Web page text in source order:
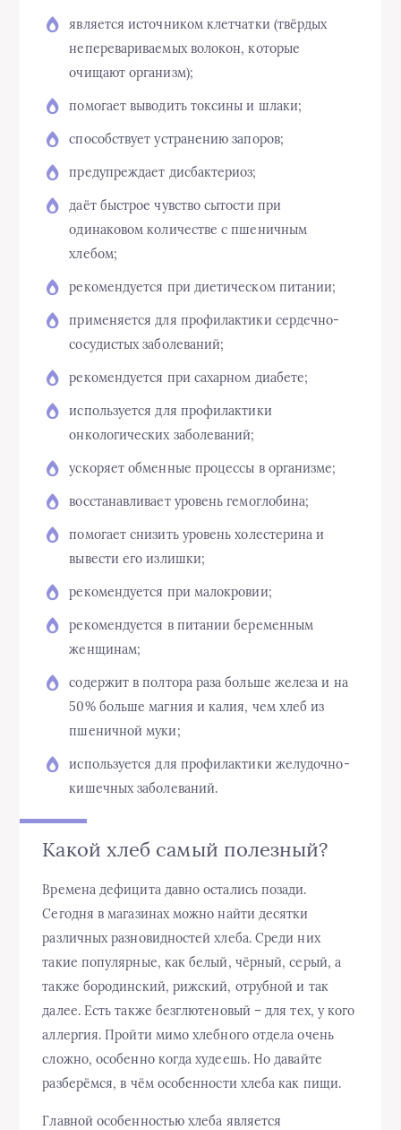
является источником клетчатки (твёрдых
неперевариваемых волокон, которые
очищают организм);
помогает выводить токсины и шлаки;
способствует устранению запоров;
предупреждает дисбактериоз;
даёт быстрое чувство сытости при
одинаковом количестве с пшеничным
хлебом;
рекомендуется при диетическом питании;
применяется для профилактики сердечно-
сосудистых заболеваний;
рекомендуется при сахарном диабете;
используется для профилактики
онкологических заболеваний;
ускоряет обменные процессы в организме;
восстанавливает уровень гемоглобина;
помогает снизить уровень холестерина и
вывести его излишки;
рекомендуется при малокровии;
рекомендуется в питании беременным
женщинам;
содержит в полтора раза больше железа и на
50% больше магния и калия, чем хлеб из
пшеничной муки;
используется для профилактики желудочно-
кишечных заболеваний.
Какой хлеб самый полезный?
Времена дефицита давно остались позади.
Сегодня в магазинах можно найти десятки
различных разновидностей хлеба. Среди них
такие популярные, как белый, чёрный, серый, а
также бородинский, рижский, отрубной и так
далее. Есть также безглютеновый – для тех, у кого
аллергия. Пройти мимо хлебного отдела очень
сложно, особенно когда худеешь. Но давайте
разберёмся, в чём особенности хлеба как пищи.
Главной особенностью хлеба является